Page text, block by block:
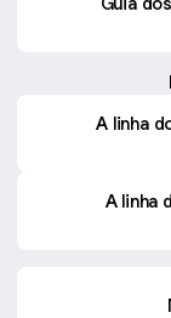
A linha
A linha